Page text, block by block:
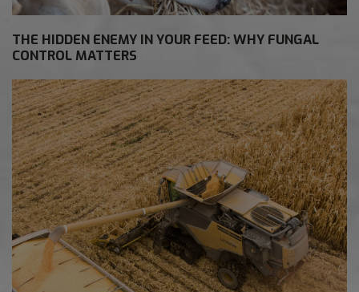
THE HIDDEN ENEMY IN YOUR FEED: WHY FUNGAL
CONTROL MATTERS